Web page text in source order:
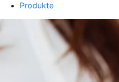
Produkte